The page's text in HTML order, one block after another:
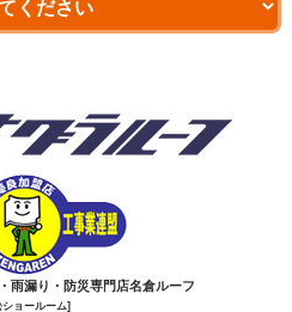
雨漏り・防災専門店名倉ルーフ
ショールーム]